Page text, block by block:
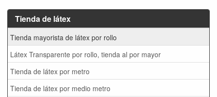
Tienda de látex
Tienda mayorista de látex por rollo
Látex Transparente por rollo, tienda al por mayor
Tienda de látex por metro
Tienda de látex por medio metro